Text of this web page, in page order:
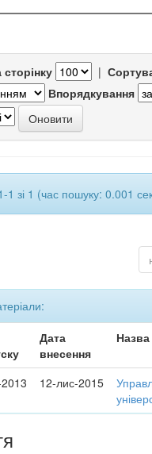
|
Впорядкування
1 зі 1 (час пошуку: 0.001
Дата
внесення
Назва
2013 12-лис-2015